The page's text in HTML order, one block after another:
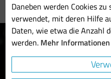
Daneben werden Cookies
verwendet, mit deren Hilfe
Daten, wie etwa die Anzahl
werden. Mehr Informationen
Probst & Class